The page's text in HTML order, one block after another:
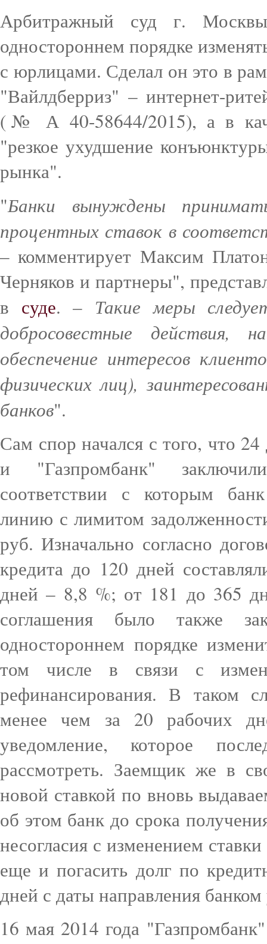
Арбитражный суд г.
одностороннем порядке
с юрлицами. Сделал он это в
"Вайлдберриз" – интернет-
(№ А 40-58644/2015), а в
"резкое ухудшение
рынка".
"Банки вынуждены
процентных ставок в
– комментирует Максим
Черняков и партнеры",
в суде. – Такие меры
добросовестные действия,
обеспечение интересов
физических лиц),
банков".
Сам спор начался с того, что
и "Газпромбанк"
соответствии с которым
линию с лимитом
руб. Изначально согласно
кредита до 120 дней
дней – 8,8 %; от 181 до 365
соглашения было также
одностороннем порядке
том числе в связи с
рефинансирования. В таком
менее чем за 20 рабочих
уведомление, которое
рассмотреть. Заемщик же в
новой ставкой по вновь
об этом банк до срока
несогласия с изменением
еще и погасить долг по
дней с даты направления
16 мая 2014 года